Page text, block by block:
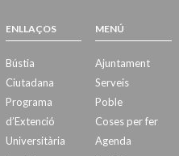
ENLLAÇOS
Bústia
Ciutadana
Programa
d’Extenció
Universitària
MENÚ
Ajuntament
Serveis
Poble
Coses per fer
Agenda